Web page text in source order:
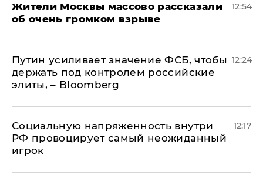
Жители Москвы массово рассказали
об очень громком взрыве
12:54
Путин усиливает значение ФСБ, чтобы
держать под контролем российские
элиты, – Bloomberg
12:24
Социальную напряженность внутри
РФ провоцирует самый неожиданный
игрок
12:17